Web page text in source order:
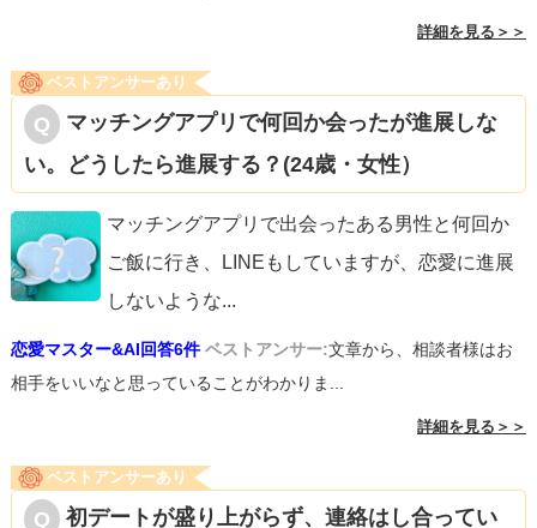
詳細を見る＞＞
ベストアンサーあり
マッチングアプリで何回か会ったが進展しな
い。どうしたら進展する？(24歳・女性）
マッチングアプリで出会ったある男性と何回か
ご飯に行き、LINEもしていますが、恋愛に進展
しないような...
恋愛マスター&AI回答6件 ベストアンサー:文章から、相談者様はお
相手をいいなと思っていることがわかりま...
詳細を見る＞＞
ベストアンサーあり
初デートが盛り上がらず、連絡はし合ってい